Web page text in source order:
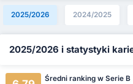
2025/2026 2024/2025
2025/2026 i statystyki
Średni ranking w Serie B